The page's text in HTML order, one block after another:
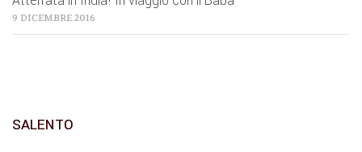
9 DICEMBRE 2016
SALENTO